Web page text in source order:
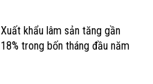
Xuất khẩu lâm sản tăng gần
18% trong bốn tháng đầu năm